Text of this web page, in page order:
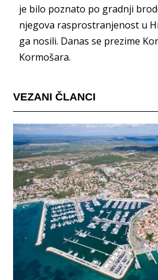
je bilo poznato po gradnji
njegova rasprostranjenost u
ga nosili. Danas se prezime
Kormošara.
VEZANI ČLANCI